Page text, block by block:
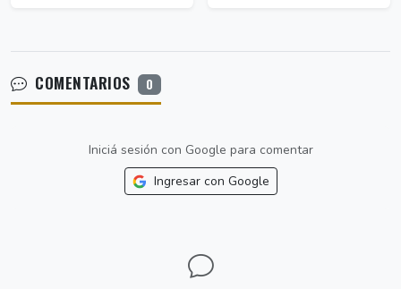
COMENTARIOS 0
Iniciá sesión con Google para comentar
Ingresar con Google